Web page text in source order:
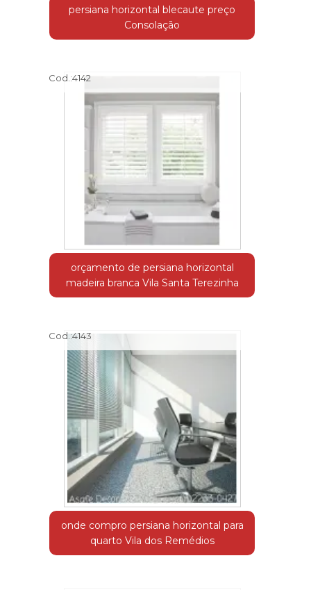
persiana horizontal blecaute preço
Consolação
Cod.:4142
orçamento de persiana horizontal
madeira branca Vila Santa Terezinha
Cod.:4143
onde compro persiana horizontal para
quarto Vila dos Remédios